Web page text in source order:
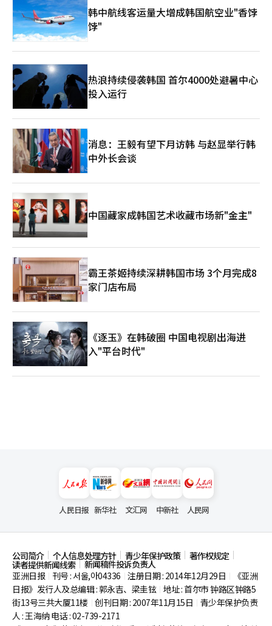
韩中航线客运量大增成韩国航空业"香饽
饽"
热浪持续侵袭韩国 首尔4000处避暑中心
投入运行
消息：王毅有望下月访韩 与赵显举行韩
中外长会谈
中国藏家成韩国艺术收藏市场新"金主"
霸王茶姬持续深耕韩国市场 3个月完成8
家门店布局
《逐玉》在韩破圈 中国电视剧出海进
入"平台时代"
人民日报 新华社 文汇网 中新社 人民网
公司简介 个人信息处理方针 青少年保护政策 著作权规定
读者提供新闻线索
新闻稿件投诉负责人
亚洲日报
刊号 : 서울,아04336 注册日期 : 2014年12月29日
《亚洲
日报》发行人及总编辑 : 郭永吉、梁圭铉 地址 : 首尔市钟路区钟路5
街13号三共大厦11楼 创刊日期 : 2007年11月15日
青少年保护负责
人 : 王海纳 电话 : 02-739-2171